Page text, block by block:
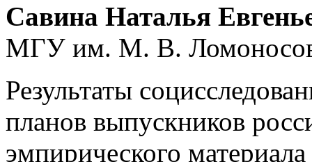
Савина Наталья
МГУ им. М. В.
Результаты
планов выпускников
эмпирического